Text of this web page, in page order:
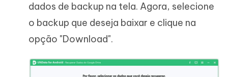
dados de backup na tela. Agora, selecione
o backup que deseja baixar e clique na
opção "Download".